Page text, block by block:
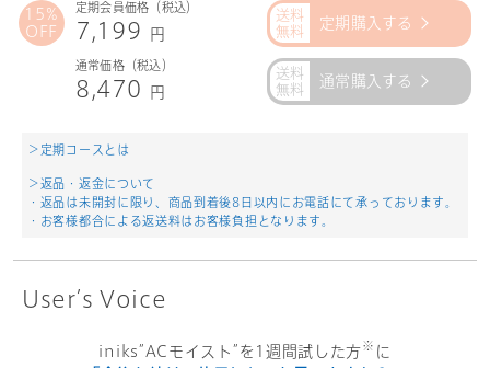
15%
OFF
定期会員価格（税込）
7,199 円
定期購入する
通常価格（税込）
8,470 円
通常購入する
＞定期コースとは
＞返品・返金について
・返品は未開封に限り、商品到着後8日以内にお電話にて承っております。
・お客様都合による返送料はお客様負担となります。
User’s Voice
iniks”ACモイスト”を1週間試した方※ に